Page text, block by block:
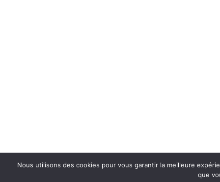
Nous utilisons des cookies pour vous garantir la meilleure
que